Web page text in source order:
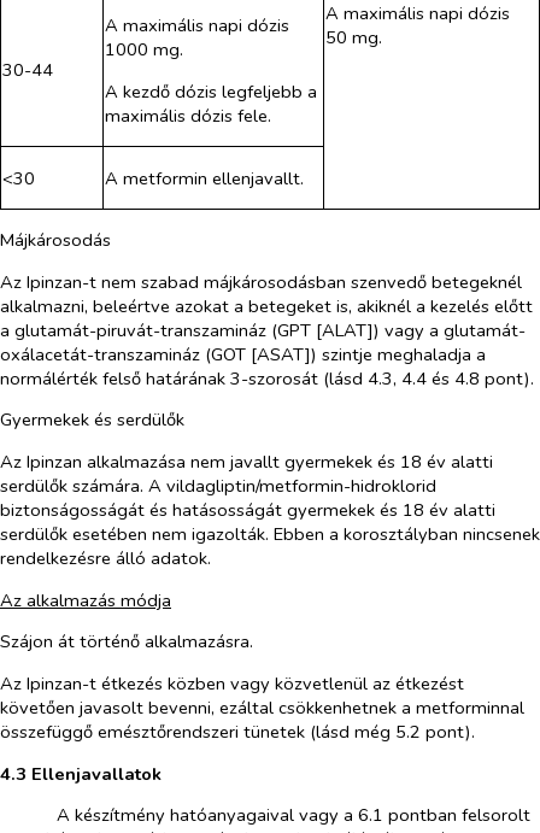
A maximális napi dózis
50 mg.
30-44
A maximális napi dózis
1000 mg.
A kezdő dózis legfeljebb a
maximális dózis fele.
<30 A metformin ellenjavallt.
Májkárosodás
Az Ipinzan-t nem szabad májkárosodásban szenvedő betegeknél
alkalmazni, beleértve azokat a betegeket is, akiknél a kezelés előtt
a glutamát-piruvát-transzamináz (GPT [ALAT]) vagy a glutamát-
oxálacetát-transzamináz (GOT [ASAT]) szintje meghaladja a
normálérték felső határának 3-szorosát (lásd 4.3, 4.4 és 4.8 pont).
Gyermekek és serdülők
Az Ipinzan alkalmazása nem javallt gyermekek és 18 év alatti
serdülők számára. A vildagliptin/metformin-hidroklorid
biztonságosságát és hatásosságát gyermekek és 18 év alatti
serdülők esetében nem igazolták. Ebben a korosztályban nincsenek
rendelkezésre álló adatok.
Az alkalmazás módja
Szájon át történő alkalmazásra.
Az Ipinzan-t étkezés közben vagy közvetlenül az étkezést
követően javasolt bevenni, ezáltal csökkenhetnek a metforminnal
összefüggő emésztőrendszeri tünetek (lásd még 5.2 pont).
4.3 Ellenjavallatok
A készítmény hatóanyagaival vagy a 6.1 pontban felsorolt